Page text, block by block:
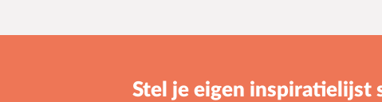
Stel je eigen inspiratielijst